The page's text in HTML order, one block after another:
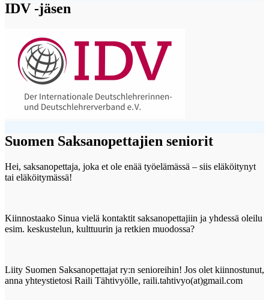
IDV -jäsen
Suomen Saksanopettajien seniorit
Hei, saksanopettaja, joka et ole enää työelämässä – siis eläköitynyt
tai eläköitymässä!
Kiinnostaako Sinua vielä kontaktit saksanopettajiin ja yhdessä oleilu
esim. keskustelun, kulttuurin ja retkien muodossa?
Liity Suomen Saksanopettajat ry:n senioreihin! Jos olet kiinnostunut,
anna yhteystietosi Raili Tähtivyölle, raili.tahtivyo(at)gmail.com